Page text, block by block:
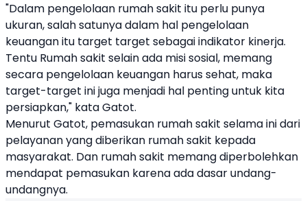
"Dalam pengelolaan rumah sakit itu perlu punya
ukuran, salah satunya dalam hal pengelolaan
keuangan itu target target sebagai indikator kinerja.
Tentu Rumah sakit selain ada misi sosial, memang
secara pengelolaan keuangan harus sehat, maka
target-target ini juga menjadi hal penting untuk kita
persiapkan," kata Gatot.
Menurut Gatot, pemasukan rumah sakit selama ini dari
pelayanan yang diberikan rumah sakit kepada
masyarakat. Dan rumah sakit memang diperbolehkan
mendapat pemasukan karena ada dasar undang-
undangnya.